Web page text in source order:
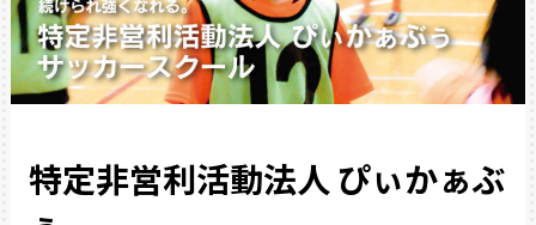
特定非営利活動法人 ぴぃかぁぶ